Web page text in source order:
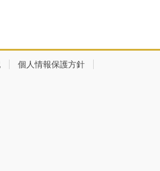
個人情報保護方針